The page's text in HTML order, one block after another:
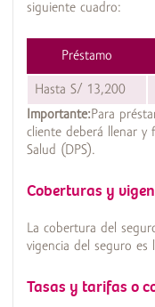
siguiente cuadro:
Préstamo
Hasta S/ 13,200
Importante:Para
cliente deberá llenar y
Salud (DPS).
Coberturas y
La cobertura del
vigencia del seguro es
Tasas y tarifas o